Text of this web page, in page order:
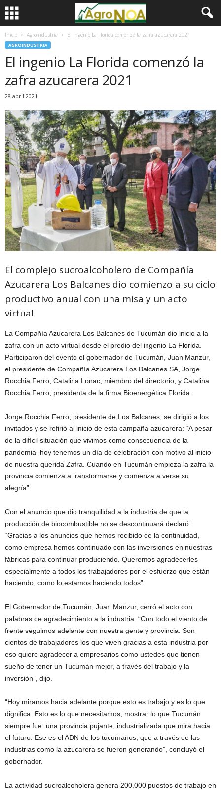
Inicio Agroindustria El ingenio La Florida comenzó la zafra azucarera 2021
AGROINDUSTRIA
El ingenio La Florida comenzó la
zafra azucarera 2021
28 abril 2021
El complejo sucroalcoholero de Compañía
Azucarera Los Balcanes dio comienzo a su ciclo
productivo anual con una misa y un acto
virtual.
La Compañía Azucarera Los Balcanes de Tucumán dio inicio a la
zafra con un acto virtual desde el predio del ingenio La Florida.
Participaron del evento el gobernador de Tucumán, Juan Manzur,
el presidente de Compañía Azucarera Los Balcanes SA, Jorge
Rocchia Ferro, Catalina Lonac, miembro del directorio, y Catalina
Rocchia Ferro, presidenta de la firma Bioenergética Florida.
Jorge Rocchia Ferro, presidente de Los Balcanes, se dirigió a los
invitados y se refirió al inicio de esta campaña azucarera: “A pesar
de la difícil situación que vivimos como consecuencia de la
pandemia, hoy tenemos un día de celebración con motivo al inicio
de nuestra querida Zafra. Cuando en Tucumán empieza la zafra la
provincia comienza a transformarse y comienza a verse su
alegría”.
Con el anuncio que dio tranquilidad a la industria de que la
producción de biocombustible no se descontinuará declaró:
“Gracias a los anuncios que hemos recibido de la continuidad,
como empresa hemos continuado con las inversiones en nuestras
fábricas para continuar produciendo. Queremos agradecerles
especialmente a todos los trabajadores por el esfuerzo que están
haciendo, como lo estamos haciendo todos”.
El Gobernador de Tucumán, Juan Manzur, cerró el acto con
palabras de agradecimiento a la industria. “Con todo el viento de
frente seguimos adelante con nuestra gente y provincia. Son
cientos de trabajadores los que viven gracias a esta industria por
eso quiero agradecer a empresarios como ustedes que tienen
sueño de tener un Tucumán mejor, a través del trabajo y la
inversión”, dijo.
“Hoy miramos hacia adelante porque esto es trabajo y es lo que
dignifica. Esto es lo que necesitamos, mostrar lo que Tucumán
siempre fue: una provincia pujante, industrializada que mira hacia
el futuro. Ese es el ADN de los tucumanos, que a través de las
industrias como la azucarera se fueron generando”, concluyó el
gobernador.
La actividad sucroalcoholera genera 200.000 puestos de trabajo en